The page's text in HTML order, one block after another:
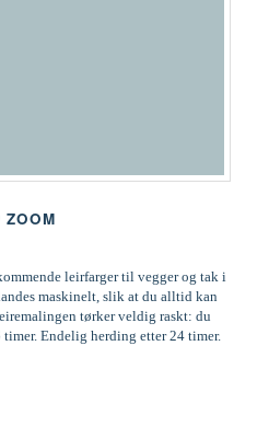
ZOOM
leirfarger til vegger og tak i
maskinelt, slik at du alltid kan
tørker veldig raskt: du
Endelig herding etter 24 timer.